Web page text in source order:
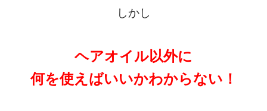
しかし
ヘアオイル以外に
何を使えばいいかわからない！